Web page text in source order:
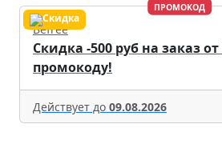
ПРОМОКОД
Befree
Скидка -500 руб на заказ от
промокоду!
Действует до 09.08.2026